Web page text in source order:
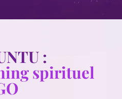
:
spirituel